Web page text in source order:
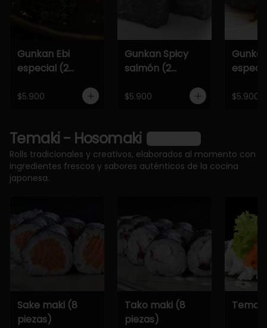
Gunkan Ebi
especial (2
$5.900
Gunkan Spicy
salmón (2
$5.900 $5.900
Temaki - Hosomaki
Rolls tradicionales y creativos, elaborados al momento con
ingredientes frescos y sabores auténticos de la cocina
japonesa.
Sake maki (8
piezas)
Tako maki (8
piezas)